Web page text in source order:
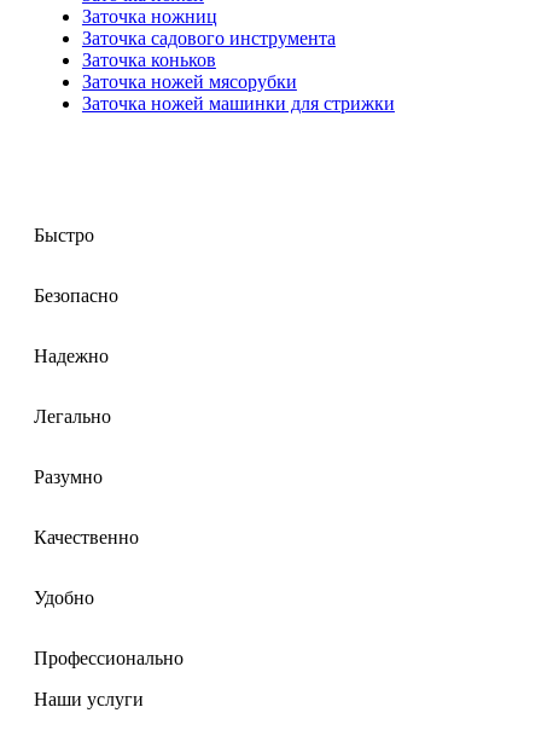
Заточка ножниц
Заточка садового инструмента
Заточка коньков
Заточка ножей мясорубки
Заточка ножей машинки для стрижки
Быстро
Безопасно
Надежно
Легально
Разумно
Качественно
Удобно
Профессионально
Наши услуги